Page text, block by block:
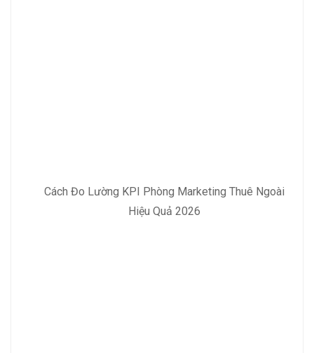
Cách Đo Lường KPI Phòng Marketing Thuê Ngoài
Hiệu Quả 2026